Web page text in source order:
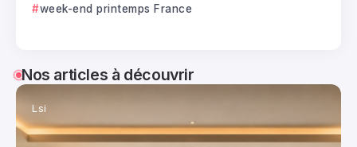
week-end printemps France
Nos articles à découvrir
Lsi